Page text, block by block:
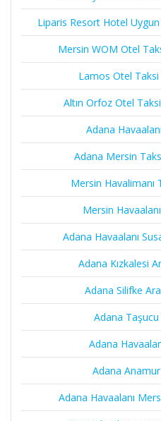
Liparis Resort Hotel
Mersin WOM Otel
Lamos Otel
Altın Orfoz Otel
Adana
Adana Mersin
Mersin Havalimanı
Mersin
Adana Havaalanı
Adana Kızkalesi
Adana Silifke
Adana
Adana
Adana
Adana Havaalanı